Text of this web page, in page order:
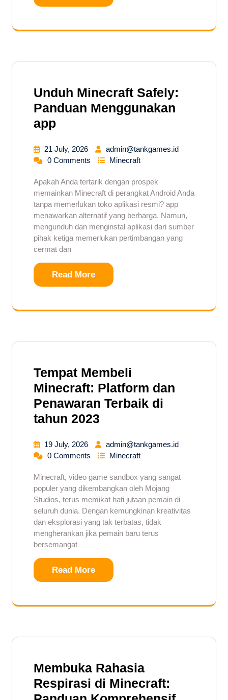
Unduh Minecraft Safely:
Panduan Menggunakan
app
21 July, 2026
admin@tankgames.id
0 Comments
Minecraft
Apakah Anda tertarik dengan prospek
memainkan Minecraft di perangkat Android Anda
tanpa memerlukan toko aplikasi resmi? app
menawarkan alternatif yang berharga. Namun,
mengunduh dan menginstal aplikasi dari sumber
pihak ketiga memerlukan pertimbangan yang
cermat dan
Read More
Tempat Membeli
Minecraft: Platform dan
Penawaran Terbaik di
tahun 2023
19 July, 2026
admin@tankgames.id
0 Comments
Minecraft
Minecraft, video game sandbox yang sangat
populer yang dikembangkan oleh Mojang
Studios, terus memikat hati jutaan pemain di
seluruh dunia. Dengan kemungkinan kreativitas
dan eksplorasi yang tak terbatas, tidak
mengherankan jika pemain baru terus
bersemangat
Read More
Membuka Rahasia
Respirasi di Minecraft: